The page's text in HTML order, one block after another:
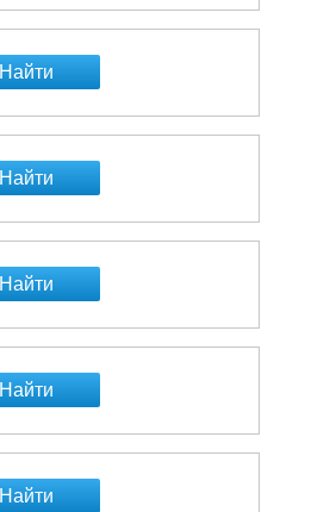
Найти
Найти
Найти
Найти
Найти